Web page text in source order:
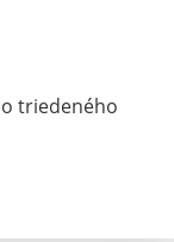
triedeného